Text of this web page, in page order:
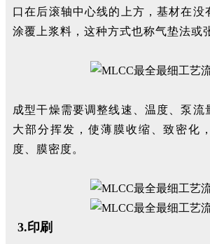
口在后滚轴中心线的上方，基材在没
涂覆上浆料，这种方式也称气垫法或
成型干燥需要调整线速、温度、泵流
大部分挥发，使薄膜收缩、致密化
度、膜密度。
3.印刷